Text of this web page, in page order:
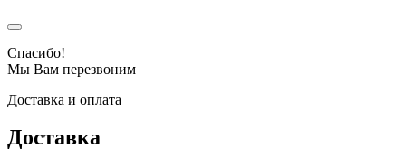
Спасибо!
Мы Вам перезвоним
Доставка и оплата
Доставка